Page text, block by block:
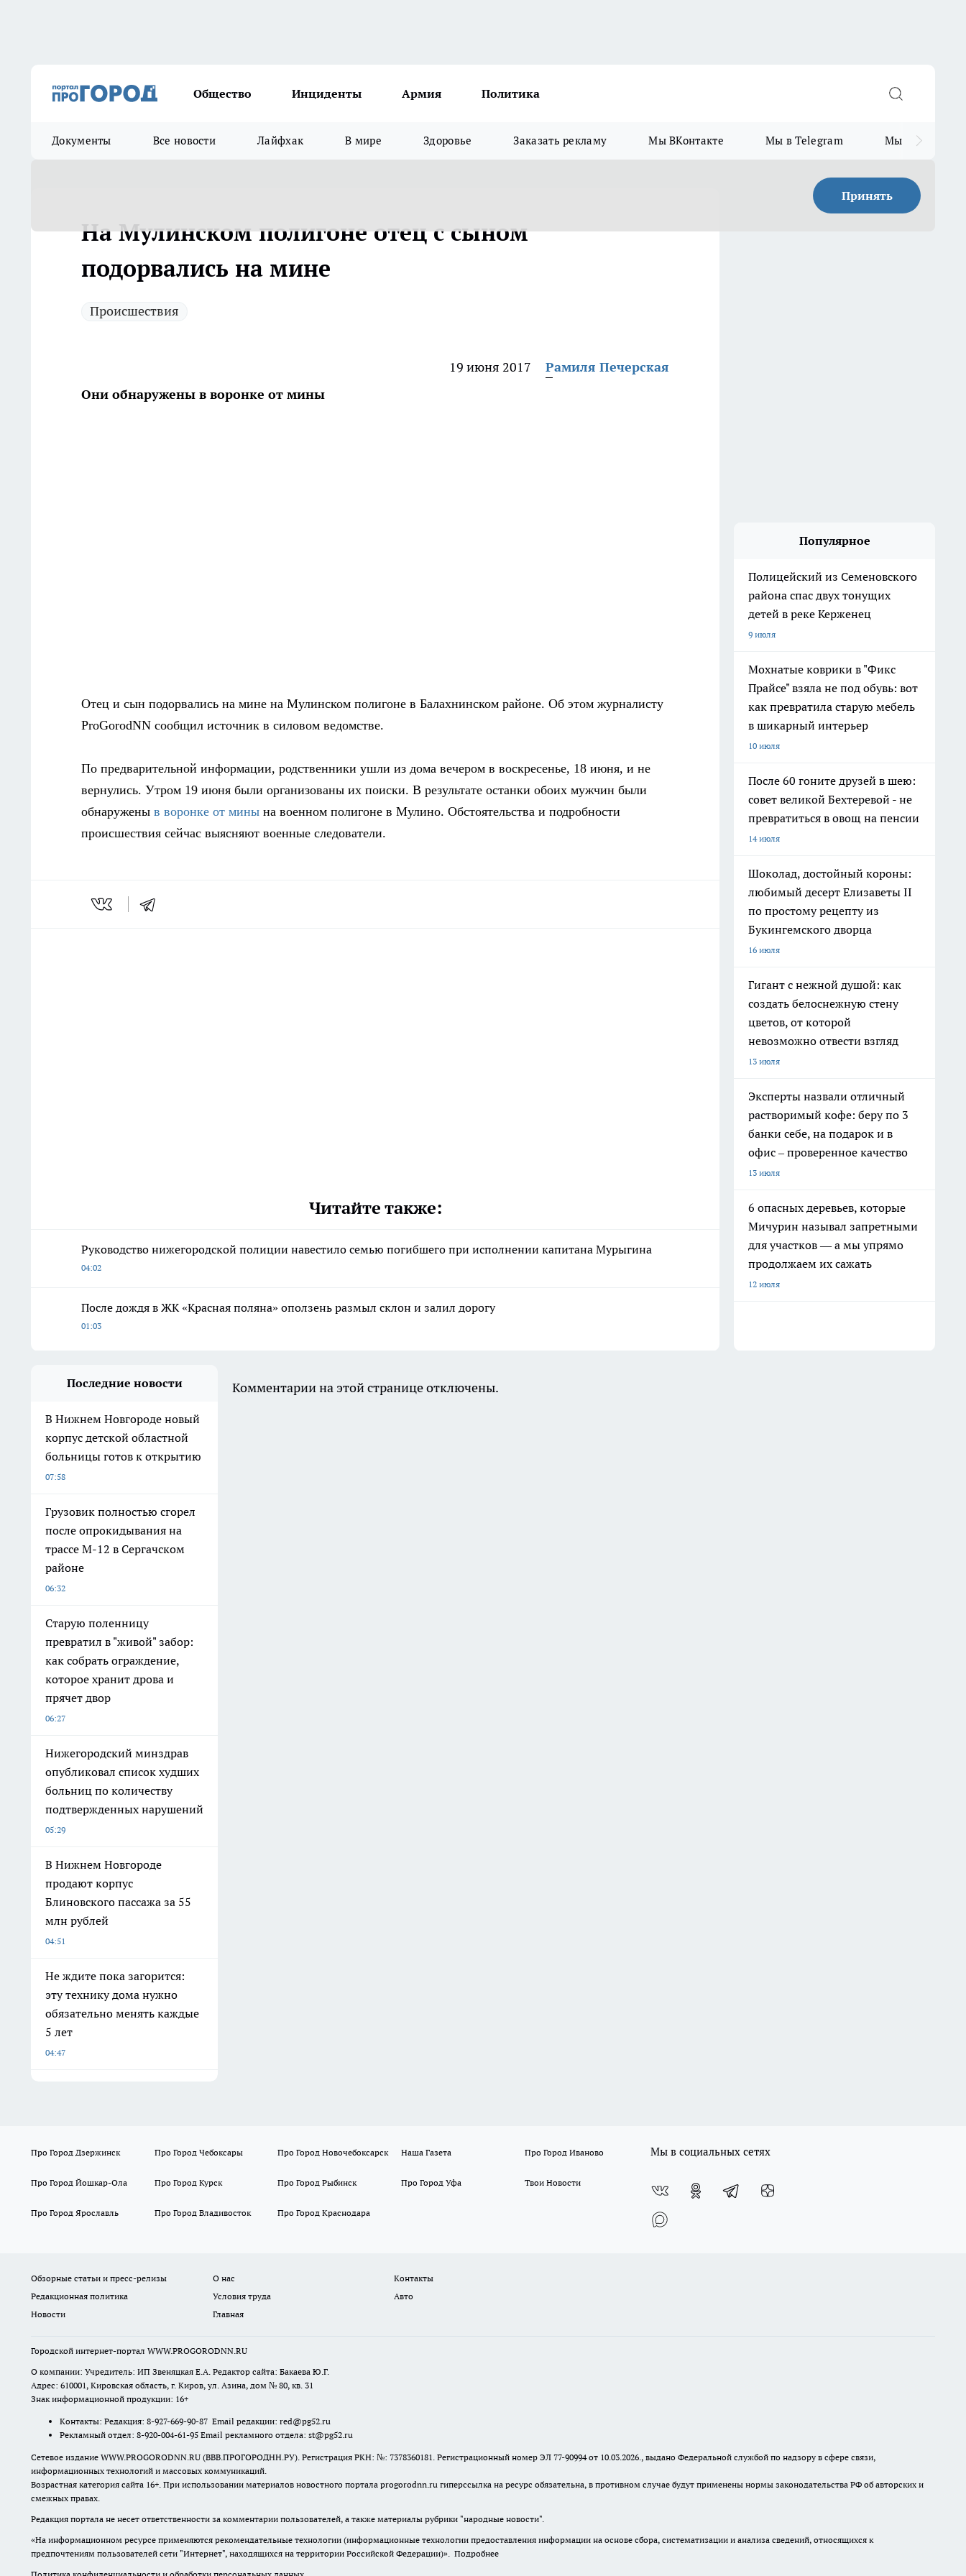
Общество Инциденты Армия Политика
Документы Все новости Лайфхак В мире Здоровье Заказать рекламу Мы ВКонтакте Мы в Telegram Мы в MAX
Принять
На Мулинском полигоне отец с сыном
подорвались на мине
Происшествия
19 июня 2017
Рамиля Печерская
Они обнаружены в воронке от мины
Отец и сын подорвались на мине на Мулинском полигоне в Балахнинском районе. Об этом журналисту
ProGorodNN сообщил источник в силовом ведомстве.
По предварительной информации, родственники ушли из дома вечером в воскресенье, 18 июня, и не
вернулись. Утром 19 июня были организованы их поиски. В результате останки обоих мужчин были
обнаружены в воронке от мины на военном полигоне в Мулино. Обстоятельства и подробности
происшествия сейчас выясняют военные следователи.
Читайте также:
Руководство нижегородской полиции навестило семью погибшего при исполнении капитана Мурыгина
04:02
После дождя в ЖК «Красная поляна» оползень размыл склон и залил дорогу
01:03
Популярное
Полицейский из Семеновского
района спас двух тонущих
детей в реке Керженец
9 июля
Мохнатые коврики в "Фикс
Прайсе" взяла не под обувь: вот
как превратила старую мебель
в шикарный интерьер
10 июля
После 60 гоните друзей в шею:
совет великой Бехтеревой - не
превратиться в овощ на пенсии
14 июля
Шоколад, достойный короны:
любимый десерт Елизаветы II
по простому рецепту из
Букингемского дворца
16 июля
Гигант с нежной душой: как
создать белоснежную стену
цветов, от которой
невозможно отвести взгляд
13 июля
Эксперты назвали отличный
растворимый кофе: беру по 3
банки себе, на подарок и в
офис – проверенное качество
13 июля
6 опасных деревьев, которые
Мичурин называл запретными
для участков — а мы упрямо
продолжаем их сажать
12 июля
Последние новости
В Нижнем Новгороде новый
корпус детской областной
больницы готов к открытию
07:58
Грузовик полностью сгорел
после опрокидывания на
трассе М-12 в Сергачском
районе
06:32
Старую поленницу
превратил в "живой" забор:
как собрать ограждение,
которое хранит дрова и
прячет двор
06:27
Нижегородский минздрав
опубликовал список худших
больниц по количеству
подтвержденных нарушений
05:29
В Нижнем Новгороде
продают корпус
Блиновского пассажа за 55
млн рублей
04:51
Не ждите пока загорится:
эту технику дома нужно
обязательно менять каждые
5 лет
04:47
Комментарии на этой странице отключены.
Про Город Дзержинск Про Город Чебоксары Про Город Новочебоксарск Наша Газета Про Город Иваново
Про Город Йошкар-Ола Про Город Курск Про Город Рыбинск Про Город Уфа Твои Новости
Про Город Ярославль Про Город Владивосток Про Город Краснодара
Мы в социальных сетях
Обзорные статьи и пресс-релизы О нас
Контакты
Редакционная политика
Условия труда
Авто
Новости
Главная
Городской интернет-портал WWW.PROGORODNN.RU
О компании: Учредитель: ИП Звеняцкая Е.А. Редактор сайта: Бакаева Ю.Г.
Адрес: 610001, Кировская область, г. Киров, ул. Азина, дом № 80, кв. 31
Знак информационной продукции: 16+
Контакты: Редакция: 8-927-669-90-87 Email редакции: red@pg52.ru
Рекламный отдел: 8-920-004-61-95 Email рекламного отдела: st@pg52.ru
Сетевое издание WWW.PROGORODNN.RU (ВВВ.ПРОГОРОДНН.РУ). Регистрация РКН: №: 7378360181. Регистрационный номер ЭЛ 77-90994 от 10.03.2026., выдано Федеральной службой по надзору в сфере связи,
информационных технологий и массовых коммуникаций.
Возрастная категория сайта 16+. При использовании материалов новостного портала progorodnn.ru гиперссылка на ресурс обязательна, в противном случае будут применены нормы законодательства РФ об авторских и
смежных правах.
Редакция портала не несет ответственности за комментарии пользователей, а также материалы рубрики "народные новости".
«На информационном ресурсе применяются рекомендательные технологии (информационные технологии предоставления информации на основе сбора, систематизации и анализа сведений, относящихся к
предпочтениям пользователей сети "Интернет", находящихся на территории Российской Федерации)». Подробнее